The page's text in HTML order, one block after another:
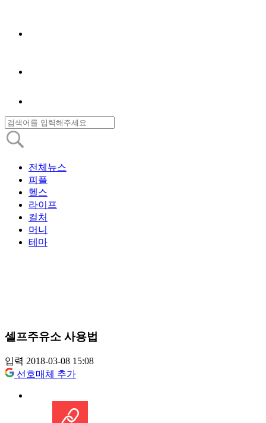
전체뉴스
피플
헬스
라이프
컬처
머니
테마
셀프주유소 사용법
입력 2018-03-08 15:08
선호매체 추가